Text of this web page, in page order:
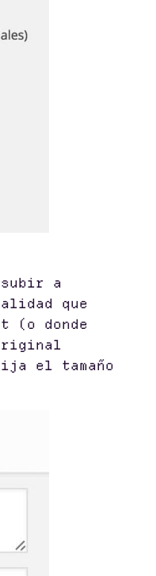
subir a
que
(o donde
el tamaño